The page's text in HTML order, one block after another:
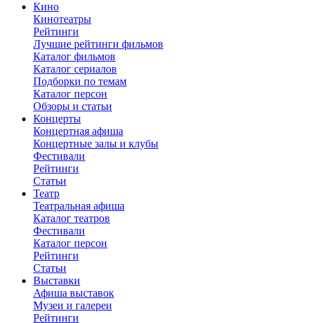
Кино
Кинотеатры
Рейтинги
Лучшие рейтинги фильмов
Каталог фильмов
Каталог сериалов
Подборки по темам
Каталог персон
Обзоры и статьи
Концерты
Концертная афиша
Концертные залы и клубы
Фестивали
Рейтинги
Статьи
Театр
Театральная афиша
Каталог театров
Фестивали
Каталог персон
Рейтинги
Статьи
Выставки
Афиша выставок
Музеи и галереи
Рейтинги